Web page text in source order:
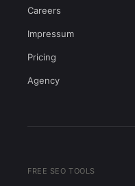
Careers
Impressum
Pricing
Agency
FREE SEO TOOLS